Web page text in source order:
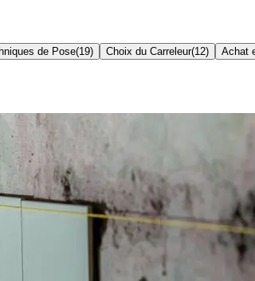
de Pose(19) Choix du Carreleur(12) Achat